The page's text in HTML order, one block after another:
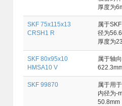
厚度为
SKF 75x115x13
CRSH1 R
属于
径为
厚度为
SKF 80x95x10
HMSA10 V
属于轴
SKF 99870
属于用
内径为-
50.8mm